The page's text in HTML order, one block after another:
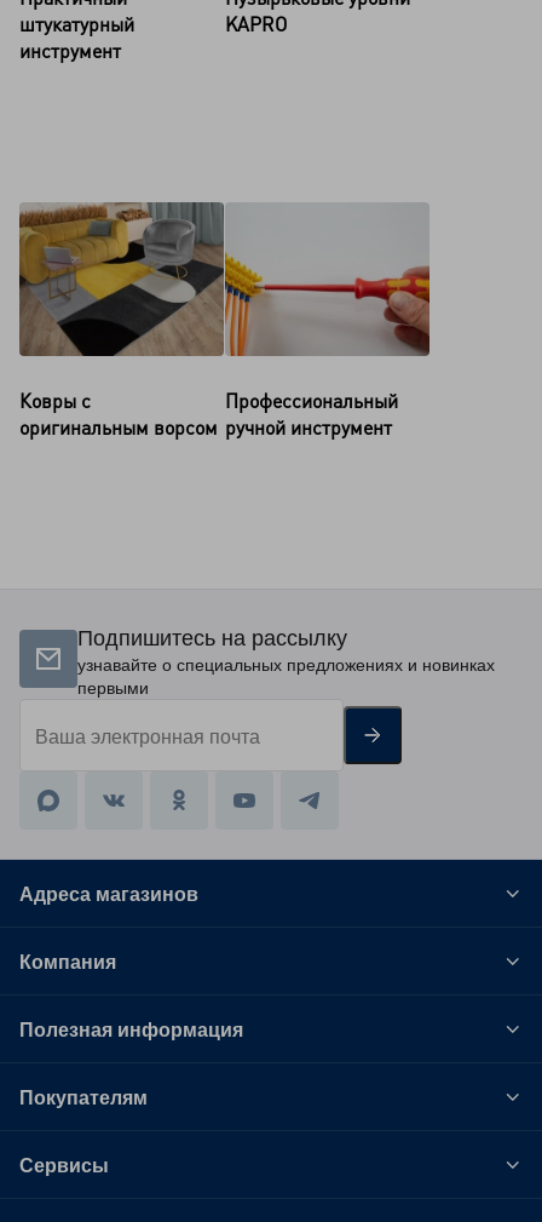
штукатурный
инструмент
KAPRO
Ковры с
оригинальным ворсом
Профессиональный
ручной инструмент
Подпишитесь на рассылку
узнавайте о специальных предложениях и новинках
первыми
Адреса магазинов
Компания
Полезная информация
Покупателям
Сервисы